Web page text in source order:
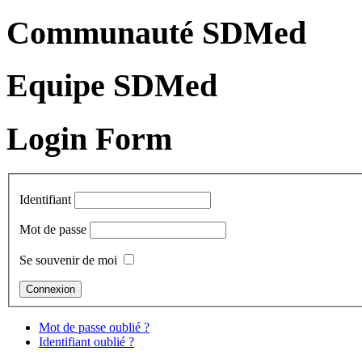
Communauté SDMed
Equipe SDMed
Login Form
Identifiant
Mot de passe
Se souvenir de moi
Mot de passe oublié ?
Identifiant oublié ?